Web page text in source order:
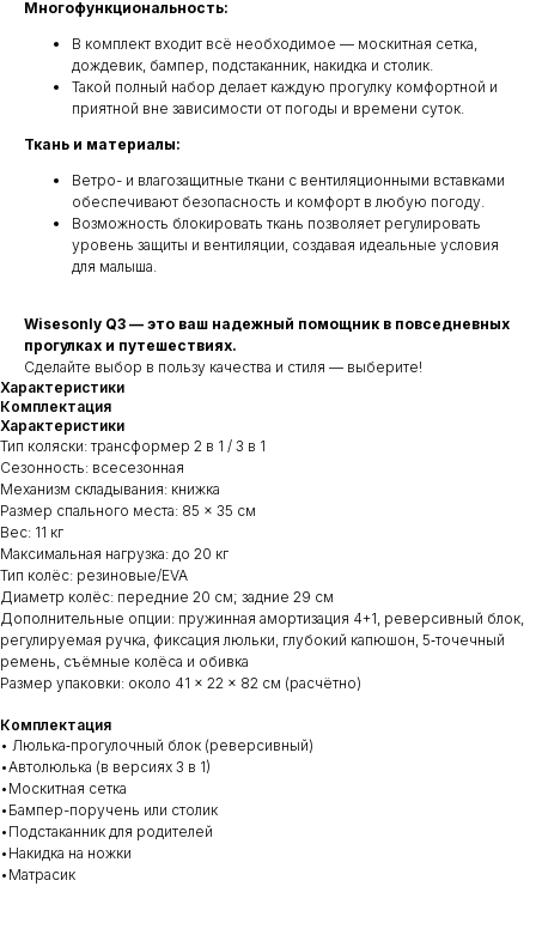
Многофункциональность:
В комплект входит всё необходимое — москитная сетка,
дождевик, бампер, подстаканник, накидка и столик.
Такой полный набор делает каждую прогулку комфортной и
приятной вне зависимости от погоды и времени суток.
Ткань и материалы:
Ветро- и влагозащитные ткани с вентиляционными вставками
обеспечивают безопасность и комфорт в любую погоду.
Возможность блокировать ткань позволяет регулировать
уровень защиты и вентиляции, создавая идеальные условия
для малыша.
Wisesonly Q3 — это ваш надежный помощник в повседневных
прогулках и путешествиях.
Сделайте выбор в пользу качества и стиля — выберите!
Характеристики
Комплектация
Характеристики
Тип коляски: трансформер 2 в 1 / 3 в 1
Сезонность: всесезонная
Механизм складывания: книжка
Размер спального места: 85 × 35 см
Вес: 11 кг
Максимальная нагрузка: до 20 кг
Тип колёс: резиновые/EVA
Диаметр колёс: передние 20 см; задние 29 см
Дополнительные опции: пружинная амортизация 4+1, реверсивный блок,
регулируемая ручка, фиксация люльки, глубокий капюшон, 5‑точечный
ремень, съёмные колёса и обивка
Размер упаковки: около 41 × 22 × 82 см (расчётно)
Комплектация
• Люлька‑прогулочный блок (реверсивный)
•Автолюлька (в версиях 3 в 1)
•Москитная сетка
•Бампер-поручень или столик
•Подстаканник для родителей
•Накидка на ножки
•Матрасик